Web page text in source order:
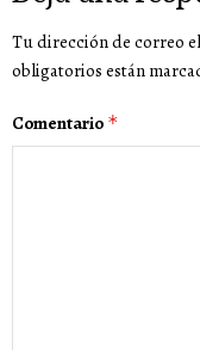
Tu dirección de correo
obligatorios están
Comentario *